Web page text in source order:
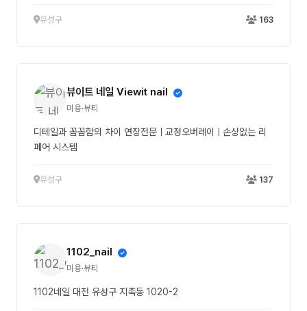
유성구 163
뷰이트 네일 Viewit nail
미용·뷰티
디테일과 꼼꼼함의 차이 연장전문ㅣ교정오버레이ㅣ손상없는 리
페어 시스템
유성구 137
1102_nail
미용·뷰티
1102네일 대전 유성구 지족동 1020-2